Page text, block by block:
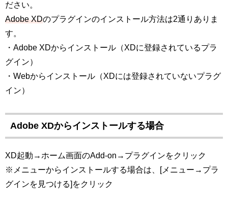
ださい。
Adobe XDのプラグインのインストール方法は2通りありま
す。
・Adobe XDからインストール（XDに登録されているプラ
グイン）
・Webからインストール（XDには登録されていないプラグ
イン）
Adobe XDからインストールする場合
XD起動→ホーム画面のAdd-on→プラグインをクリック
※メニューからインストールする場合は、[メニュー→プラ
グインを見つける]をクリック